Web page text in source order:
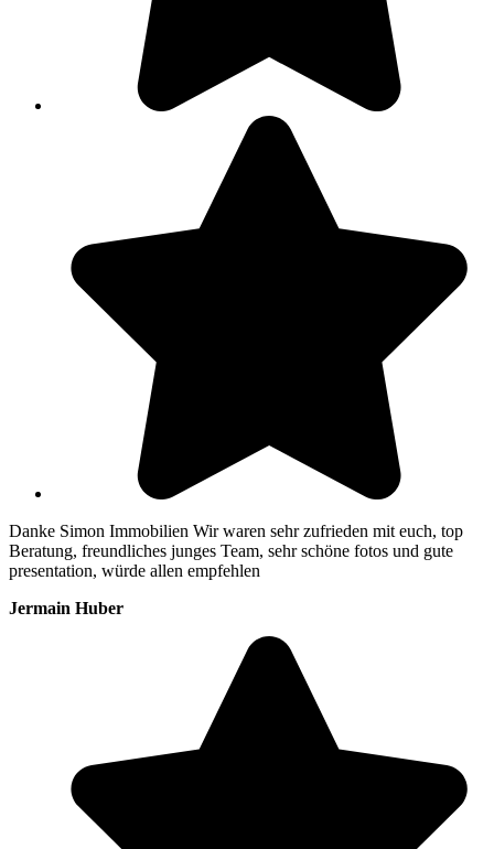
Danke Simon Immobilien Wir waren sehr zufrieden mit euch, top
Beratung, freundliches junges Team, sehr schöne fotos und gute
presentation, würde allen empfehlen
Jermain Huber